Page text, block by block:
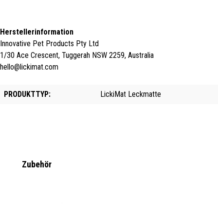
Herstellerinformation
Innovative Pet Products Pty Ltd
1/30 Ace Crescent, Tuggerah NSW 2259, Australia
hello@lickimat.com
PRODUKTTYP: LickiMat Leckmatte
Produktgalerie überspringen
Zubehör